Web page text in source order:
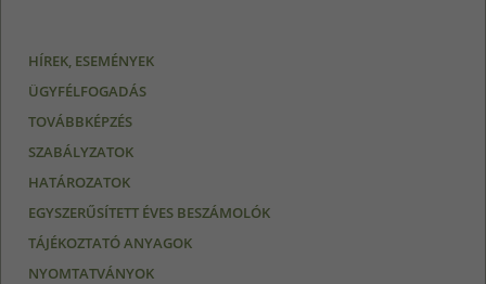
HÍREK, ESEMÉNYEK
ÜGYFÉLFOGADÁS
TOVÁBBKÉPZÉS
SZABÁLYZATOK
HATÁROZATOK
EGYSZERŰSÍTETT ÉVES BESZÁMOLÓK
TÁJÉKOZTATÓ ANYAGOK
NYOMTATVÁNYOK